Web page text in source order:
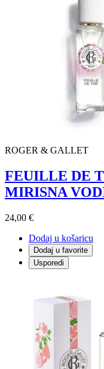
ROGER & GALLET
FEUILLE DE
MIRISNA
24,00 €
Dodaj u košaricu
Dodaj u favorite
Usporedi